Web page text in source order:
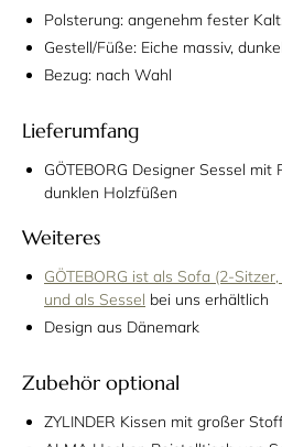
Polsterung: angenehm fester
Gestell/Füße: Eiche massiv,
Bezug: nach Wahl
Lieferumfang
GÖTEBORG Designer Sessel
dunklen Holzfüßen
Weiteres
GÖTEBORG ist als Sofa (2-
und als Sessel bei uns erhältlich
Design aus Dänemark
Zubehör optional
ZYLINDER Kissen mit großer